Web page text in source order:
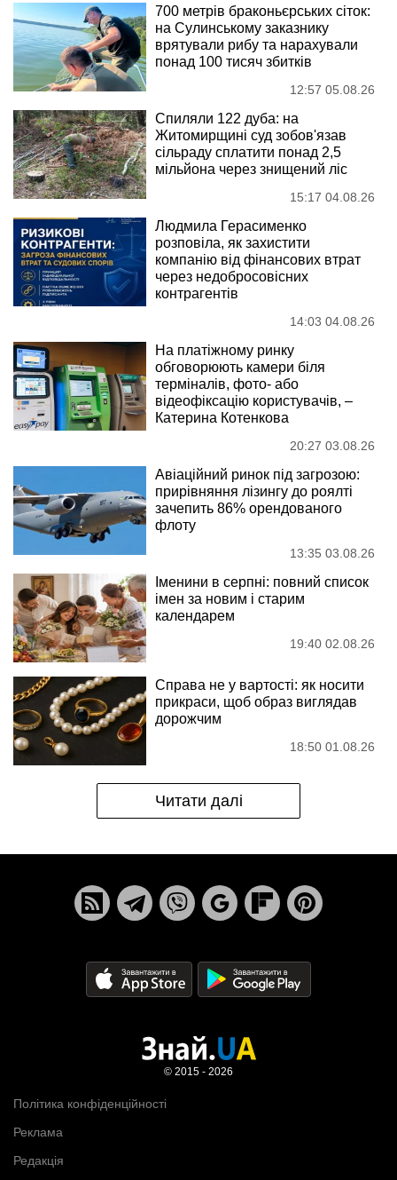
700 метрів браконьєрських сіток:
на Сулинському заказнику
врятували рибу та нарахували
понад 100 тисяч збитків
12:57 05.08.26
Спиляли 122 дуба: на
Житомирщині суд зобов'язав
сільраду сплатити понад 2,5
мільйона через знищений ліс
15:17 04.08.26
Людмила Герасименко
розповіла, як захистити
компанію від фінансових втрат
через недобросовісних
контрагентів
14:03 04.08.26
На платіжному ринку
обговорюють камери біля
терміналів, фото- або
відеофіксацію користувачів, –
Катерина Котенкова
20:27 03.08.26
Авіаційний ринок під загрозою:
прирівняння лізингу до роялті
зачепить 86% орендованого
флоту
13:35 03.08.26
Іменини в серпні: повний список
імен за новим і старим
календарем
19:40 02.08.26
Справа не у вартості: як носити
прикраси, щоб образ виглядав
дорожчим
18:50 01.08.26
Читати далі
Політика конфіденційності
Реклама
Редакція
© 2015 - 2026